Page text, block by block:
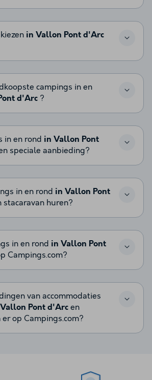
in Vallon Pont d'Arc
campings in en
d'Arc ?
in en rond in Vallon Pont
speciale aanbieding?
in en rond in Vallon Pont
stacaravan huren?
in en rond in Vallon Pont
Campings.com?
van accommodaties
Pont d'Arc en
op Campings.com?